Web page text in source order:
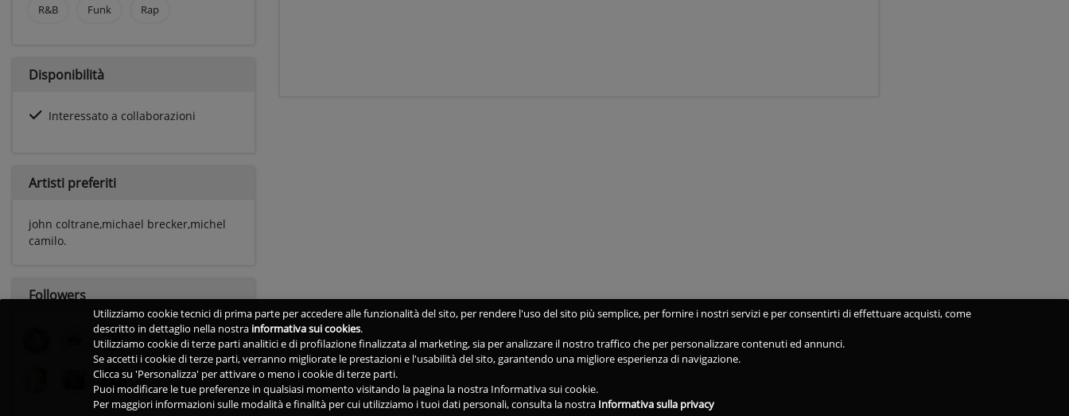
R&B Funk Rap
Disponibilità
Interessato a collaborazioni
Artisti preferiti
john coltrane,michael brecker,michel
camilo.
Followers
Utilizziamo cookie tecnici di prima parte per accedere alle funzionalità del sito, per rendere l'uso del sito più semplice, per fornire i nostri servizi e per consentirti di effettuare acquisti, come
descritto in dettaglio nella nostra informativa sui cookies.
Utilizziamo cookie di terze parti analitici e di profilazione finalizzata al marketing, sia per analizzare il nostro traffico che per personalizzare contenuti ed annunci.
Se accetti i cookie di terze parti, verranno migliorate le prestazioni e l'usabilità del sito, garantendo una migliore esperienza di navigazione.
Clicca su 'Personalizza' per attivare o meno i cookie di terze parti.
Puoi modificare le tue preferenze in qualsiasi momento visitando la pagina la nostra Informativa sui cookie.
Per maggiori informazioni sulle modalità e finalità per cui utilizziamo i tuoi dati personali, consulta la nostra Informativa sulla privacy